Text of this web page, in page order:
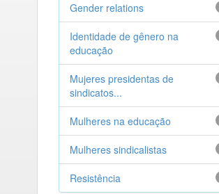
Gender relations
Identidade de gênero na
educação
Mujeres presidentas de
sindicatos...
Mulheres na educação
Mulheres sindicalistas
Resistência